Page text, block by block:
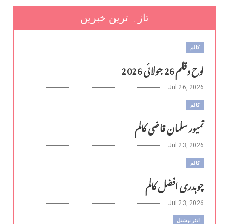
تازہ ترین خبریں
کالم
لوح وقلم 26 جولائی 2026
Jul 26, 2026
کالم
تمیور سلمان قاضی کالم
Jul 23, 2026
کالم
چوہدری افضل کالم
Jul 23, 2026
انٹر نیشنل